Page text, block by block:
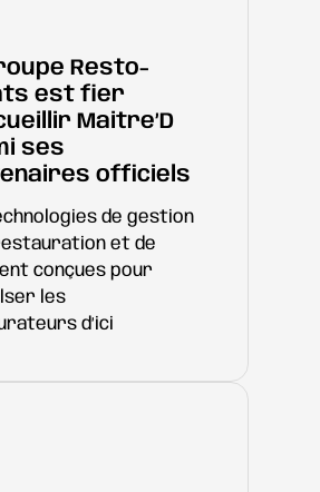
Resto-
est fier
Maitre’D
ses
officiels
de gestion
et de
conçues pour
les
d’ici